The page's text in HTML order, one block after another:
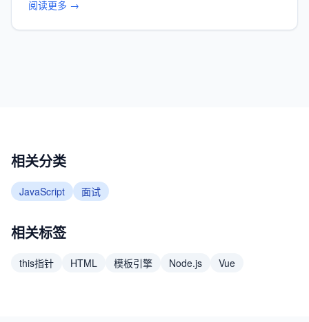
阅读更多 →
相关分类
JavaScript 面试
相关标签
this指针 HTML 模板引擎 Node.js Vue